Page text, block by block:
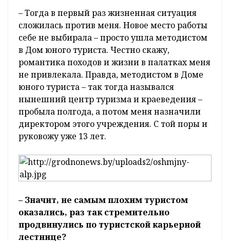
– Тогда в первый раз жизненная ситуация
сложилась против меня. Новое место работы
себе не выбирала – просто ушла методистом
в Дом юного туриста. Честно скажу,
романтика походов и жизни в палатках меня
не привлекала. Правда, методистом в Доме
юного туриста – так тогда назывался
нынешний центр туризма и краеведения –
пробыла полгода, а потом меня назначили
директором этого учреждения. С той поры и
руковожу уже 13 лет.
– Значит, не самым плохим туристом
оказались, раз так стремительно
продвинулись по туристской карьерной
лестнице?